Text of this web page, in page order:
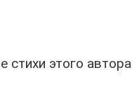
стихи этого автора